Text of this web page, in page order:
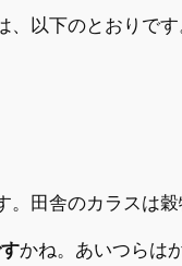
以下のとおりです
。田舎のカラスは
かね。あいつらは